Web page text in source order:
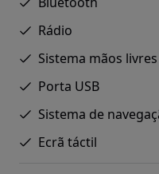
Rádio
Sistema mãos livres
Porta USB
Sistema de
Ecrã táctil